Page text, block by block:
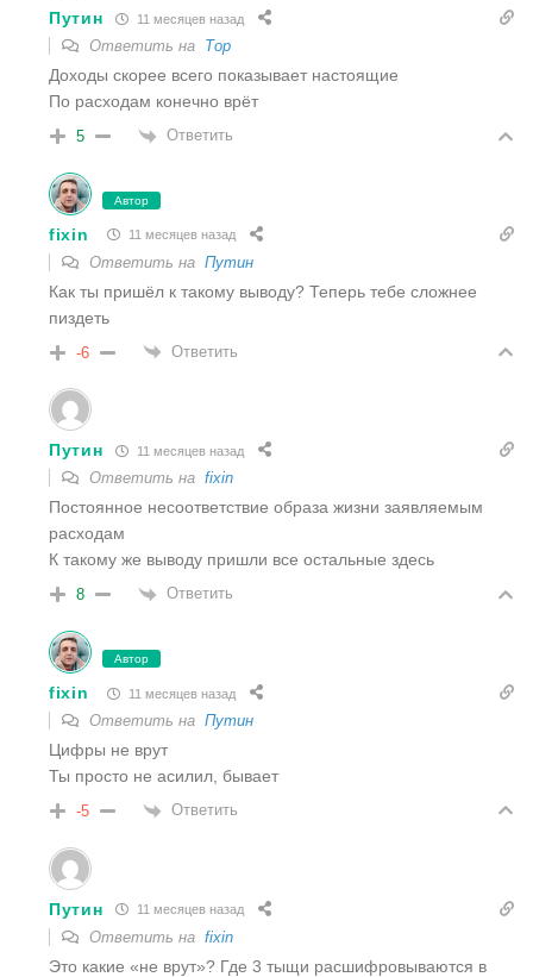
Путин 11 месяцев назад
Ответить на Тор
Доходы скорее всего показывает настоящие
По расходам конечно врёт
5 Ответить
Автор
fixin 11 месяцев назад
Ответить на Путин
Как ты пришёл к такому выводу? Теперь тебе сложнее
пиздеть
-6 Ответить
Путин 11 месяцев назад
Ответить на fixin
Постоянное несоответствие образа жизни заявляемым
расходам
К такому же выводу пришли все остальные здесь
8 Ответить
Автор
fixin 11 месяцев назад
Ответить на Путин
Цифры не врут
Ты просто не асилил, бывает
-5 Ответить
Путин 11 месяцев назад
Ответить на fixin
Это какие «не врут»? Где 3 тыщи расшифровываются в